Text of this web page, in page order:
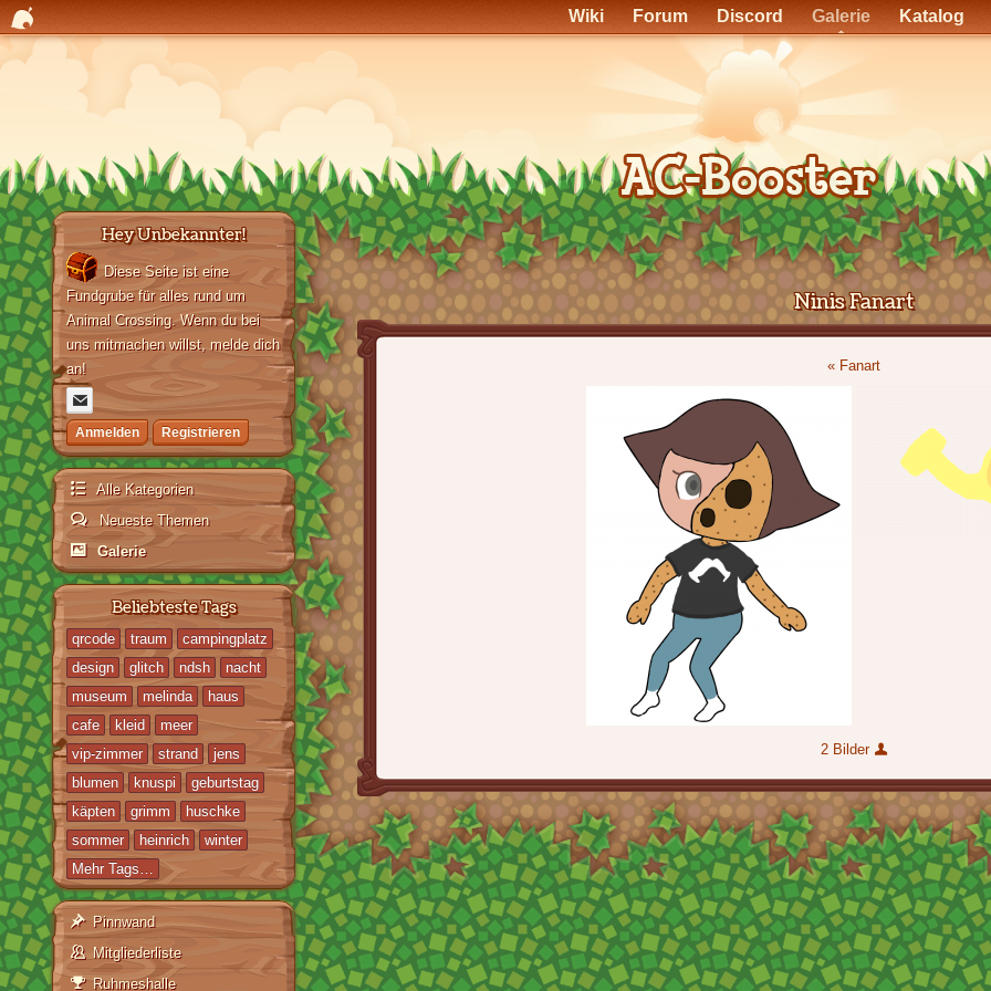
Wiki Forum Discord Galerie Katalog
Hey Unbekannter!
Diese Seite ist eine
Fundgrube für alles rund um
Animal Crossing. Wenn du bei
uns mitmachen willst, melde dich
an!
Anmelden Registrieren
Alle Kategorien
Neueste Themen
Galerie
Beliebteste Tags
qrcode traum
campingplatz
design
glitch ndsh
nacht
museum
melinda
haus
cafe
kleid
meer
vip-zimmer
strand
jens
blumen
knuspi
geburtstag
käpten
grimm
huschke
sommer
heinrich
winter
Mehr Tags…
Pinnwand
Mitgliederliste
Ruhmeshalle
Ninis Fanart
« Fanart
2 Bilder